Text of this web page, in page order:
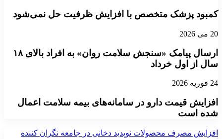
کمبود پزشک متخصص با افزایش ظرفیت حل نمی‌شود
20 می 2026
ارسال پیامک «سنجش سلامت روان» به افراد بالای ۱۸
سال از اول خرداد
24 فوریه 2026
افزایش قیمت دارو در سامانه‌های بیمه سلامت اعمال
شده است
افزایش مصرف محصولات نوپدید دخانی در جامعه نگران کننده